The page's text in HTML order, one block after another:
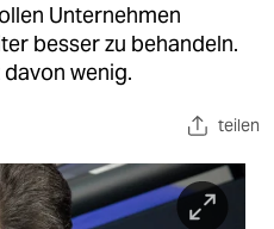
Unternehmen
besser zu behandeln.
wenig.
teilen